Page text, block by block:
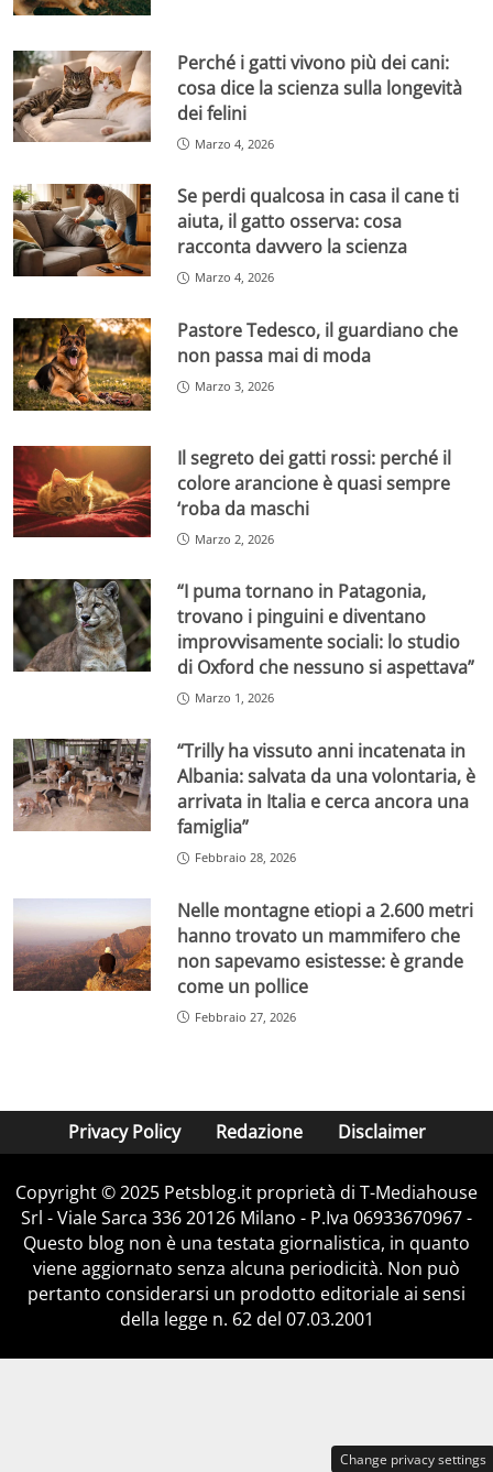
Perché i gatti vivono più dei cani:
cosa dice la scienza sulla longevità
dei felini
Marzo 4, 2026
Se perdi qualcosa in casa il cane ti
aiuta, il gatto osserva: cosa
racconta davvero la scienza
Marzo 4, 2026
Pastore Tedesco, il guardiano che
non passa mai di moda
Marzo 3, 2026
Il segreto dei gatti rossi: perché il
colore arancione è quasi sempre
‘roba da maschi
Marzo 2, 2026
“I puma tornano in Patagonia,
trovano i pinguini e diventano
improvvisamente sociali: lo studio
di Oxford che nessuno si aspettava”
Marzo 1, 2026
“Trilly ha vissuto anni incatenata in
Albania: salvata da una volontaria, è
arrivata in Italia e cerca ancora una
famiglia”
Febbraio 28, 2026
Nelle montagne etiopi a 2.600 metri
hanno trovato un mammifero che
non sapevamo esistesse: è grande
come un pollice
Febbraio 27, 2026
Privacy Policy Redazione Disclaimer
Copyright © 2025 Petsblog.it proprietà di T-Mediahouse
Srl - Viale Sarca 336 20126 Milano - P.Iva 06933670967 -
Questo blog non è una testata giornalistica, in quanto
viene aggiornato senza alcuna periodicità. Non può
pertanto considerarsi un prodotto editoriale ai sensi
della legge n. 62 del 07.03.2001
Change privacy settings